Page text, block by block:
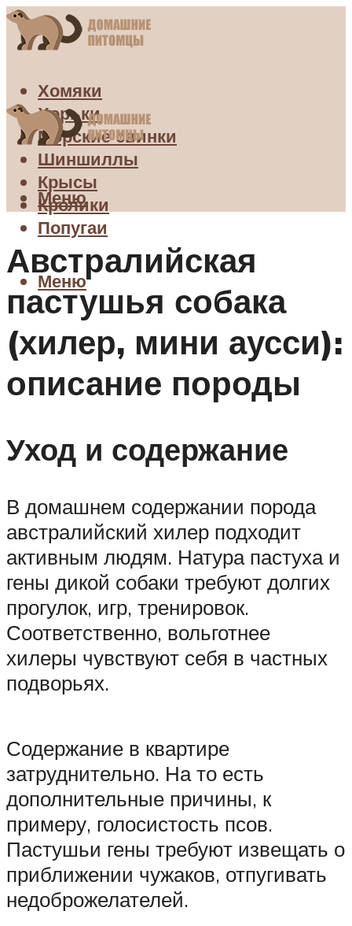
Хомяки
Хорьки
Морские свинки
Шиншиллы
Крысы
Кролики
Попугаи
Меню
Меню
Австралийская
пастушья собака
(хилер, мини аусси):
описание породы
Уход и содержание
В домашнем содержании порода
австралийский хилер подходит
активным людям. Натура пастуха и
гены дикой собаки требуют долгих
прогулок, игр, тренировок.
Соответственно, вольготнее
хилеры чувствуют себя в частных
подворьях.
Содержание в квартире
затруднительно. На то есть
дополнительные причины, к
примеру, голосистость псов.
Пастушьи гены требуют извещать о
приближении чужаков, отпугивать
недоброжелателей.